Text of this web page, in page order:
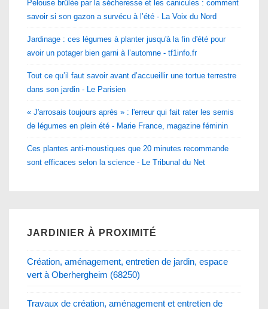
Pelouse brûlée par la sécheresse et les canicules : comment
savoir si son gazon a survécu à l’été - La Voix du Nord
Jardinage : ces légumes à planter jusqu'à la fin d'été pour
avoir un potager bien garni à l’automne - tf1info.fr
Tout ce qu’il faut savoir avant d’accueillir une tortue terrestre
dans son jardin - Le Parisien
« J'arrosais toujours après » : l'erreur qui fait rater les semis
de légumes en plein été - Marie France, magazine féminin
Ces plantes anti-moustiques que 20 minutes recommande
sont efficaces selon la science - Le Tribunal du Net
JARDINIER À PROXIMITÉ
Création, aménagement, entretien de jardin, espace
vert à Oberhergheim (68250)
Travaux de création, aménagement et entretien de